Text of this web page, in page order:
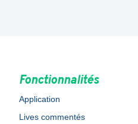
Fonctionnalités
Application
Lives commentés